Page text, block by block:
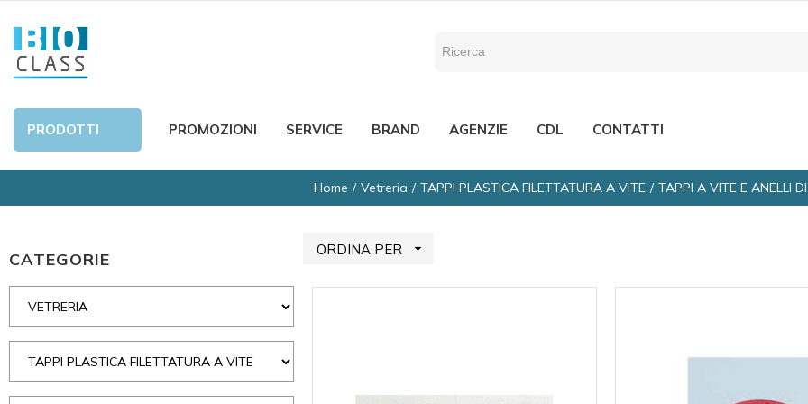
PRODOTTI PROMOZIONI SERVICE BRAND AGENZIE CDL CONTATTI
Home Vetreria TAPPI PLASTICA FILETTATURA A VITE TAPPI A VITE E ANELLI
CATEGORIE ORDINA PER 